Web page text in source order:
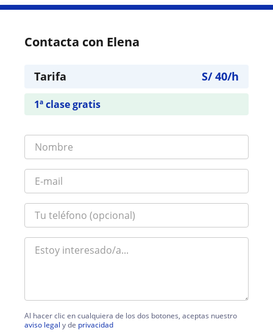
Contacta con Elena
Tarifa S/40/h
1ª clase gratis
Al hacer clic en cualquiera de los dos botones, aceptas nuestro
aviso legal y de privacidad